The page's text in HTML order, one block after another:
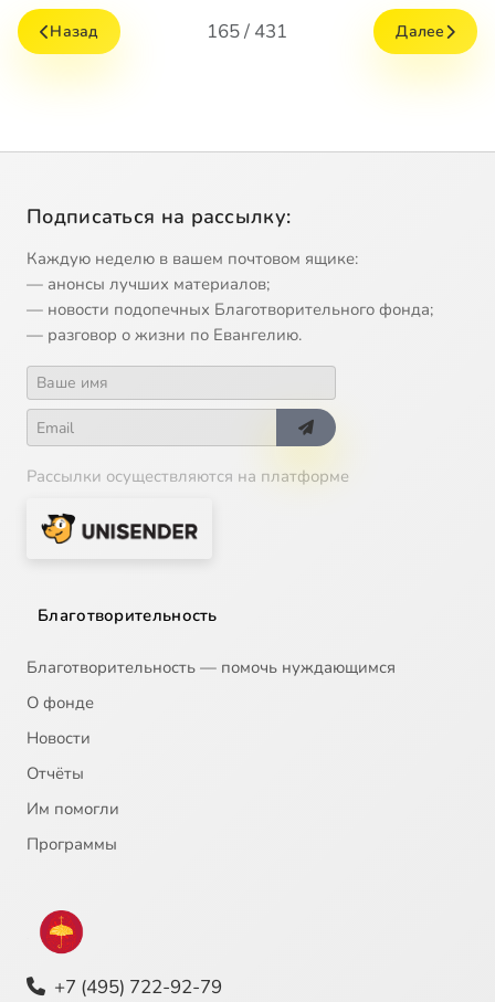
Назад 165 / 431 Далее
Подписаться на рассылку:
Каждую неделю в вашем почтовом ящике:
— анонсы лучших материалов;
— новости подопечных Благотворительного фонда;
— разговор о жизни по Евангелию.
Рассылки осуществляются на платформе
Благотворительность
Благотворительность — помочь нуждающимся
О фонде
Новости
Отчёты
Им помогли
Программы
+7 (495) 722-92-79